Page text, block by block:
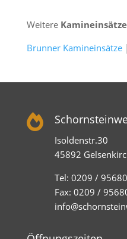
Weitere Kamineinsätze
Brunner Kamineinsätze|

Isoldenstr.30
45892
Tel: 0209 /
Fax: 0209 /